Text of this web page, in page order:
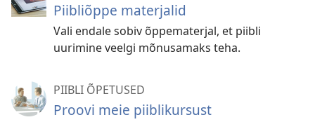
Piibliõppe materjalid
Vali endale sobiv õppematerjal, et piibli
uurimine veelgi mõnusamaks teha.
PIIBLI ÕPETUSED
Proovi meie piiblikursust